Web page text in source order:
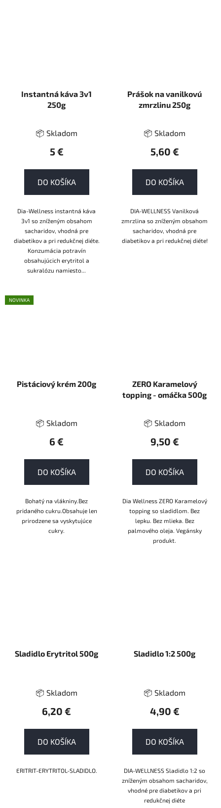
Instantná káva 3v1
250g
📦 Skladom
5 €
DO KOŠÍKA
Dia-Wellness instantná káva
3v1 so zníženým obsahom
sacharidov, vhodná pre
diabetikov a pri redukčnej diéte.
Konzumácia potravín
obsahujúcich erytritol a
sukralózu namiesto...
Prášok na vanilkovú
zmrzlinu 250g
📦 Skladom
5,60 €
DO KOŠÍKA
DIA-WELLNESS Vanilková
zmrzlina so zníženým obsahom
sacharidov, vhodná pre
diabetikov a pri redukčnej diéte!
NOVINKA
Pistáciový krém 200g
📦 Skladom
6 €
DO KOŠÍKA
Bohatý na vlákniny.Bez
pridaného cukru.Obsahuje len
prirodzene sa vyskytujúce
cukry.
ZERO Karamelový
topping - omáčka 500g
📦 Skladom
9,50 €
DO KOŠÍKA
Dia Wellness ZERO Karamelový
topping so sladidlom. Bez
lepku. Bez mlieka. Bez
palmového oleja. Vegánsky
produkt.
Sladidlo Erytritol 500g
📦 Skladom
6,20 €
DO KOŠÍKA
ERITRIT-ERYTRITOL-SLADIDLO.
Sladidlo 1:2 500g
📦 Skladom
4,90 €
DO KOŠÍKA
DIA-WELLNESS Sladidlo 1:2 so
zníženým obsahom sacharidov,
vhodné pre diabetikov a pri
redukčnej diéte